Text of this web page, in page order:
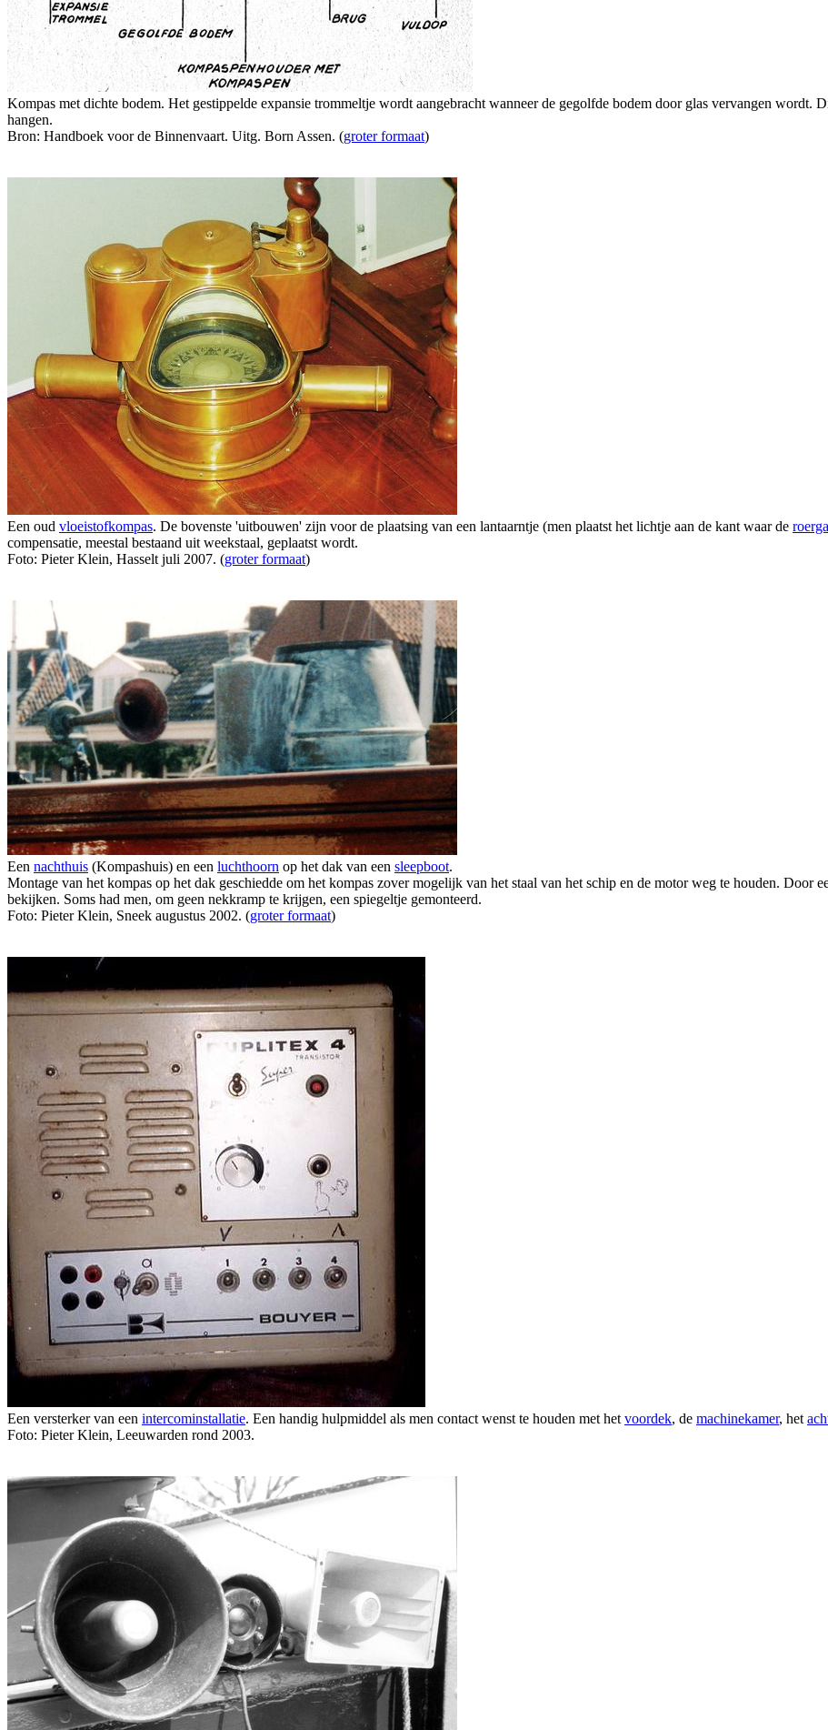
Kompas met dichte bodem. Het gestippelde expansie trommeltje wordt aangebracht wanneer de gegolfde bodem door glas vervangen wordt.
hangen.
Bron: Handboek voor de Binnenvaart. Uitg. Born Assen. (groter formaat)
Een oud vloeistofkompas. De bovenste 'uitbouwen' zijn voor de plaatsing van een lantaarntje (men plaatst het lichtje aan de kant waar de
compensatie, meestal bestaand uit weekstaal, geplaatst wordt.
Foto: Pieter Klein, Hasselt juli 2007. (groter formaat)
Een nachthuis (Kompashuis) en een luchthoorn op het dak van een sleepboot.
Montage van het kompas op het dak geschiedde om het kompas zover mogelijk van het staal van het schip en de motor weg te houden. Door
bekijken. Soms had men, om geen nekkramp te krijgen, een spiegeltje gemonteerd.
Foto: Pieter Klein, Sneek augustus 2002. (groter formaat)
Een versterker van een intercominstallatie. Een handig hulpmiddel als men contact wenst te houden met het voordek, de machinekamer, het
Foto: Pieter Klein, Leeuwarden rond 2003.